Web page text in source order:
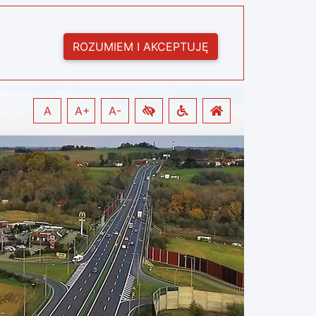
ROZUMIEM I AKCEPTUJĘ
A A+ A-